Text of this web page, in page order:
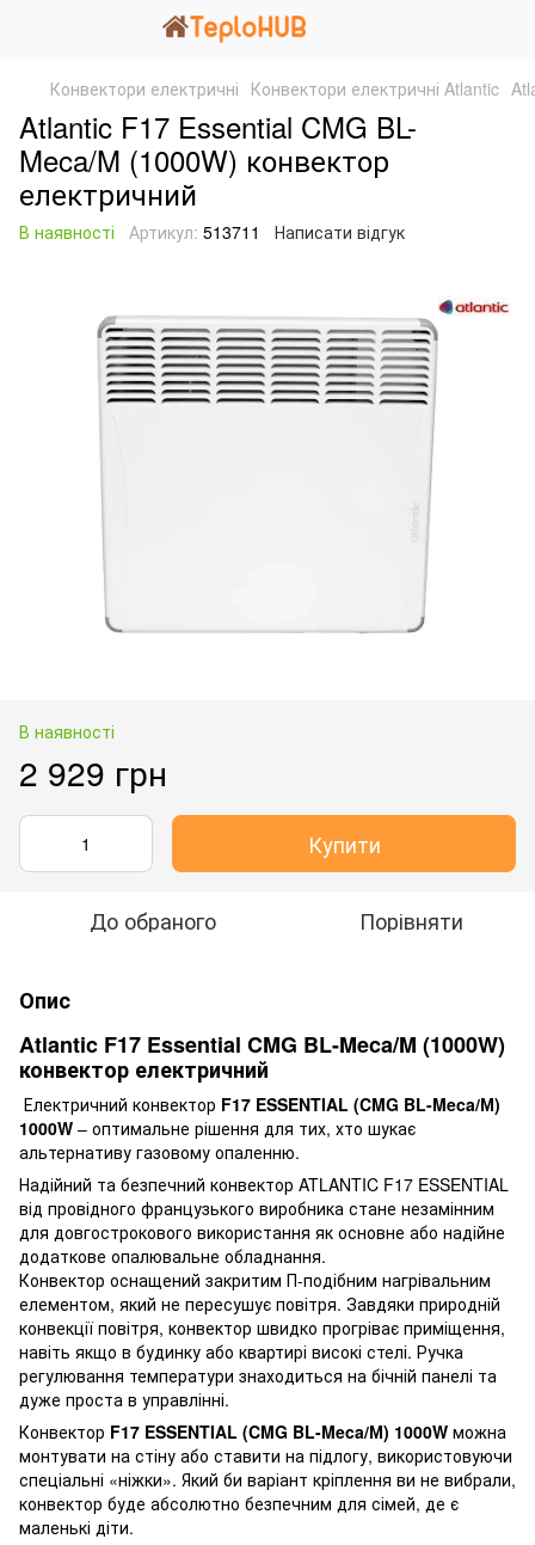
Конвектори електричні Конвектори електричні Atlantic
Atlantic F17 Essential CMG BL-
Meca/M (1000W) конвектор
електричний
В наявності Артикул: 513711 Написати відгук
В наявності
2 929 грн
Купити
До обраного Порівняти
Опис
Atlantic F17 Essential CMG BL-Meca/M (1000W)
конвектор електричний
Електричний конвектор F17 ESSENTIAL (CMG BL-Meca/М)
1000W – оптимальне рішення для тих, хто шукає
альтернативу газовому опаленню.
Надійний та безпечний конвектор ATLANTIC F17 ESSENTIAL
від провідного французького виробника стане незамінним
для довгострокового використання як основне або надійне
додаткове опалювальне обладнання.
Конвектор оснащений закритим П-подібним нагрівальним
елементом, який не пересушує повітря. Завдяки природній
конвекції повітря, конвектор швидко прогріває приміщення,
навіть якщо в будинку або квартирі високі стелі. Ручка
регулювання температури знаходиться на бічній панелі та
дуже проста в управлінні.
Конвектор F17 ESSENTIAL (CMG BL-Meca/М) 1000W можна
монтувати на стіну або ставити на підлогу, використовуючи
спеціальні «ніжки». Який би варіант кріплення ви не вибрали,
конвектор буде абсолютно безпечним для сімей, де є
маленькі діти.